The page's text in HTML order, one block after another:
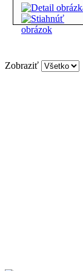
Zobraziť